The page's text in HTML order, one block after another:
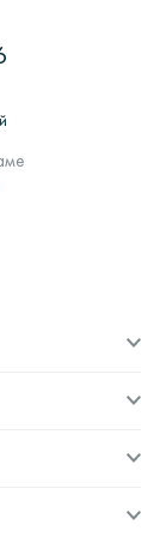
и
машинах>
камни>
и отправка